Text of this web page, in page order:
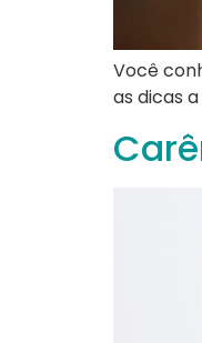
Você
as dicas